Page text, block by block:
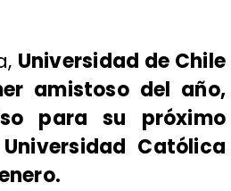
Universidad de Chile
amistoso del año,
para su próximo
Católica